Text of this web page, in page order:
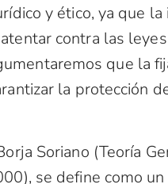
y ético, ya que
contra las
que la
la protección
Soriano (Teoría
se define como